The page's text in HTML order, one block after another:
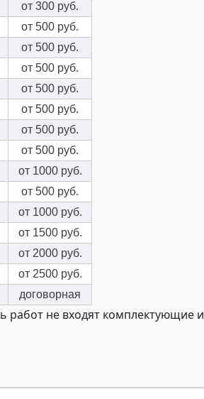
от 300 руб.
от 500 руб.
от 500 руб.
от 500 руб.
от 500 руб.
от 500 руб.
от 500 руб.
от 500 руб.
от 1000 руб.
от 500 руб.
от 1000 руб.
от 1500 руб.
от 2000 руб.
от 2500 руб.
договорная
работ не входят комплектующие и